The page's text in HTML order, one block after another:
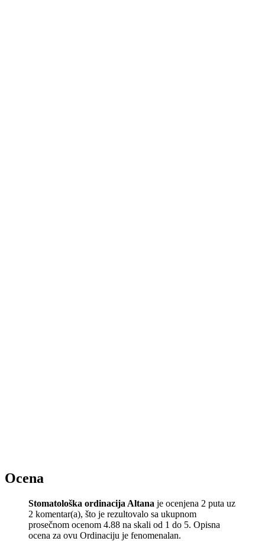
Ocena
Stomatološka ordinacija Altana je ocenjena 2 puta uz
2 komentar(a), što je rezultovalo sa ukupnom
prosečnom ocenom 4.88 na skali od 1 do 5. Opisna
ocena za ovu Ordinaciju je fenomenalan.